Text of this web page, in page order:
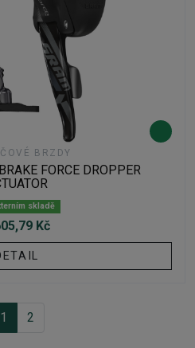
BRZDY
FORCE DROPPER
skladě
Kč
1 2